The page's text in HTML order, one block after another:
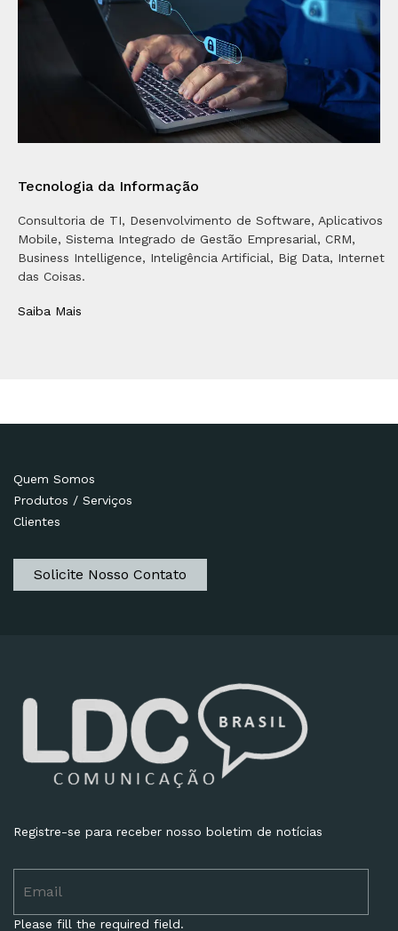
Tecnologia da Informação
Consultoria de TI, Desenvolvimento de Software, Aplicativos
Mobile, Sistema Integrado de Gestão Empresarial, CRM,
Business Intelligence, Inteligência Artificial, Big Data, Internet
das Coisas.
Saiba Mais
Quem Somos
Produtos / Serviços
Clientes
Solicite Nosso Contato
Registre-se para receber nosso boletim de notícias
Please fill the required field.